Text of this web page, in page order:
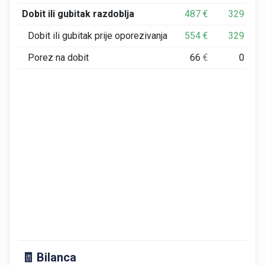
Dobit ili gubitak razdoblja
487€ 329
Dobit ili gubitak prije oporezivanja
554€ 329
Porez na dobit
66€ 0
🧾 Bilanca